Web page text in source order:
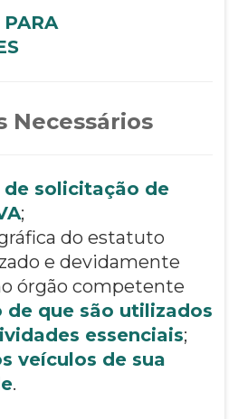
PARA
Necessários
de solicitação de
;
do estatuto
e devidamente
órgão competente
de que são utilizados
essenciais;
veículos de sua
.